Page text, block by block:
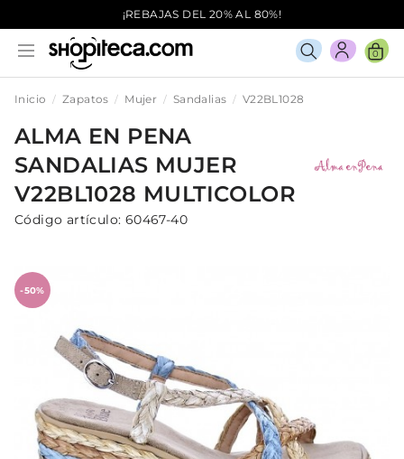
¡REBAJAS DEL 20% AL 80%!
0
Inicio Zapatos Mujer Sandalias V22BL1028
ALMA EN PENA
SANDALIAS MUJER
V22BL1028 MULTICOLOR
Código artículo: 60467-40
-50%